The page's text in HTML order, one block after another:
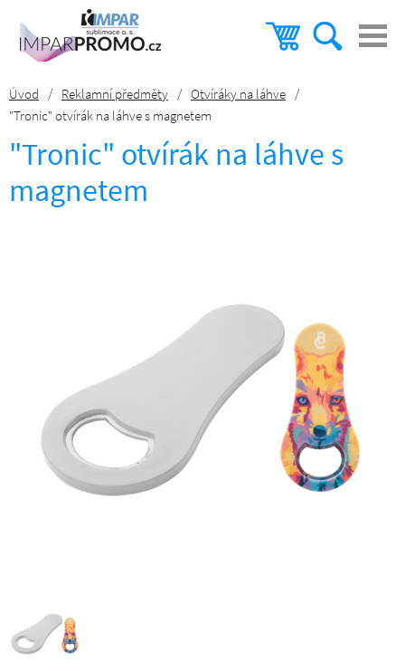
Úvod / Reklamní předměty / Otvíráky na láhve /
"Tronic" otvírák na láhve s magnetem
"Tronic" otvírák na láhve s
magnetem